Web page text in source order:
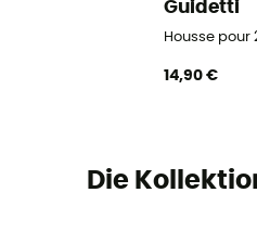
Guidetti
Housse
14,90 €
Die